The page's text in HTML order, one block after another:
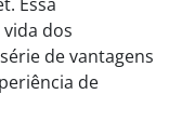
dos
de vantagens
de